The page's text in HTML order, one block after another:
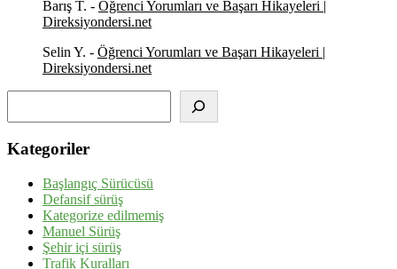
Barış T. - Öğrenci Yorumları ve Başarı Hikayeleri |
Direksiyondersi.net
Selin Y. - Öğrenci Yorumları ve Başarı Hikayeleri |
Direksiyondersi.net
Kategoriler
Başlangıç Sürücüsü
Defansif sürüş
Kategorize edilmemiş
Manuel Sürüş
Şehir içi sürüş
Trafik Kuralları